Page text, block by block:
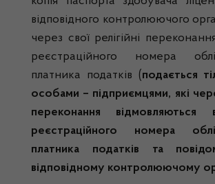
відповідного контролюючого
через свої релігійні
реєстраційного номера
платника податків (подається
особами – підприємцями, які
переконання відмовляються
реєстраційного номера
платника податків та
відповідному контролюючому